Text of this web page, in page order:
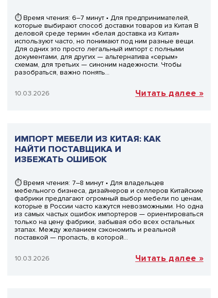
⏱ Время чтения: 6–7 минут • Для предпринимателей,
которые выбирают способ доставки товаров из Китая В
деловой среде термин «белая доставка из Китая»
используют часто, но понимают под ним разные вещи.
Для одних это просто легальный импорт с полными
документами, для других — альтернатива «серым»
схемам, для третьих — синоним надежности. Чтобы
разобраться, важно понять…
10.03.2026 Читать далее »
ИМПОРТ МЕБЕЛИ ИЗ КИТАЯ: КАК
НАЙТИ ПОСТАВЩИКА И
ИЗБЕЖАТЬ ОШИБОК
⏱ Время чтения: 7–8 минут • Для владельцев
мебельного бизнеса, дизайнеров и селлеров Китайские
фабрики предлагают огромный выбор мебели по ценам,
которые в России часто кажутся невозможными. Но одна
из самых частых ошибок импортеров — ориентироваться
только на цену фабрики, забывая обо всех остальных
этапах. Между желанием сэкономить и реальной
поставкой — пропасть, в которой…
10.03.2026 Читать далее »